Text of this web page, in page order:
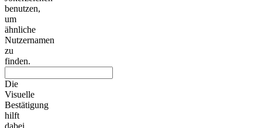
benutzen,
um
ähnliche
Nutzernamen
zu
finden.
Die
Visuelle
Bestätigung
hilft
dabei